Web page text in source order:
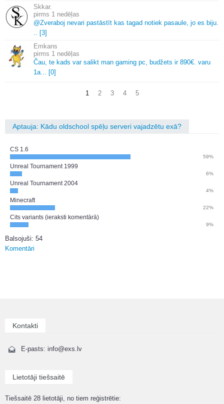
Skkar.
1 nedēļas
@Zveraboj nevari pastāstīt kas tagad notiek pasaule, jo es biju.
.. [3]
Emkans
1 nedēļas
Čau, te kads var salikt man gaming pc, budžets ir 890€. varu
1a... [0]
1 2 3 4 5
Aptauja: Kādu oldschool spēļu serveri vajadzētu exā?
CS 1.6
59%
Unreal Tournament 1999
6%
Unreal Tournament 2004
4%
Minecraft
22%
Cits variants (ieraksti komentārā)
9%
Balsojuši: 54
Komentāri
Kontakti
E-pasts: info@exs.lv
Lietotāji tiešsaitē
Tiešsaitē 28 lietotāji, no tiem reģistrētie: